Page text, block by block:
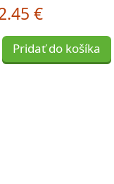
€
Pridať do košíka